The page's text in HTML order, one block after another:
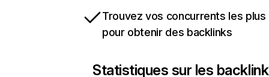
Trouvez vos concurrents les
pour obtenir des backlinks
Statistiques sur les